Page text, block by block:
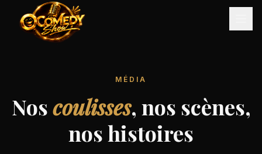
MÉDIA
Noscoulisses, nos scènes,
nos histoires